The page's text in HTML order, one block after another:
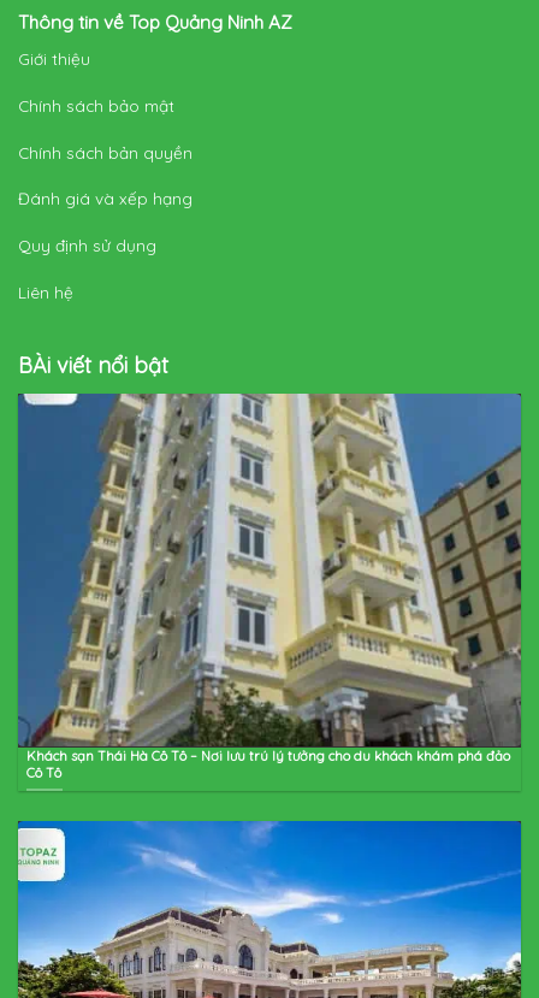
Thông tin về Top Quảng Ninh AZ
Giới thiệu
Chính sách bảo mật
Chính sách bản quyền
Đánh giá và xếp hạng
Quy định sử dụng
Liên hệ
BÀi viết nổi bật
Khách sạn Thái Hà Cô Tô – Nơi lưu trú lý tưởng cho du khách khám phá đảo
Cô Tô